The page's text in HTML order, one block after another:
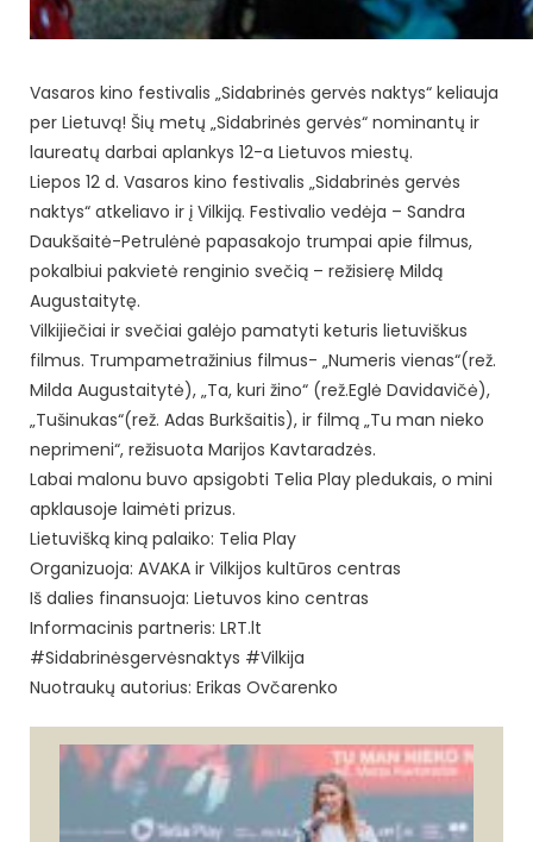
Vasaros kino festivalis „Sidabrinės gervės naktys“ keliauja
per Lietuvą! Šių metų „Sidabrinės gervės“ nominantų ir
laureatų darbai aplankys 12-a Lietuvos miestų.
Liepos 12 d. Vasaros kino festivalis „Sidabrinės gervės
naktys“ atkeliavo ir į Vilkiją. Festivalio vedėja – Sandra
Daukšaitė-Petrulėnė papasakojo trumpai apie filmus,
pokalbiui pakvietė renginio svečią – režisierę Mildą
Augustaitytę.
Vilkijiečiai ir svečiai galėjo pamatyti keturis lietuviškus
filmus. Trumpametražinius filmus- „Numeris vienas“(rež.
Milda Augustaitytė), „Ta, kuri žino“ (rež.Eglė Davidavičė),
„Tušinukas“(rež. Adas Burkšaitis), ir filmą „Tu man nieko
neprimeni“, režisuota Marijos Kavtaradzės.
Labai malonu buvo apsigobti Telia Play pledukais, o mini
apklausoje laimėti prizus.
Lietuvišką kiną palaiko: Telia Play
Organizuoja: AVAKA ir Vilkijos kultūros centras
Iš dalies finansuoja: Lietuvos kino centras
Informacinis partneris: LRT.lt
#Sidabrinėsgervėsnaktys #Vilkija
Nuotraukų autorius: Erikas Ovčarenko